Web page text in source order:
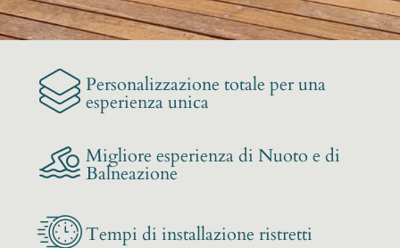
Personalizzazione totale per una
esperienza unica
Migliore esperienza di Nuoto e di
Balneazione
Tempi di installazione ristretti